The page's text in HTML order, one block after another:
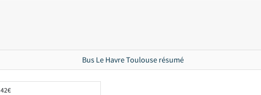
Bus Le Havre Toulouse résumé
42€